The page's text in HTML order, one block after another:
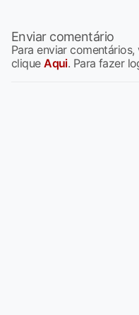
Enviar comentário
Para enviar
cliqueAqui. Para fazer